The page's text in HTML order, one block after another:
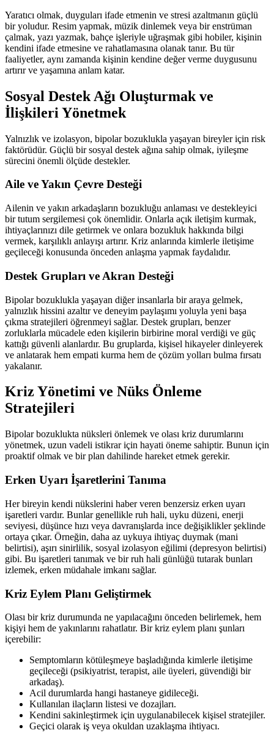
Yaratıcı olmak, duyguları ifade etmenin ve stresi azaltmanın güçlü
bir yoludur. Resim yapmak, müzik dinlemek veya bir enstrüman
çalmak, yazı yazmak, bahçe işleriyle uğraşmak gibi hobiler, kişinin
kendini ifade etmesine ve rahatlamasına olanak tanır. Bu tür
faaliyetler, aynı zamanda kişinin kendine değer verme duygusunu
artırır ve yaşamına anlam katar.
Sosyal Destek Ağı Oluşturmak ve
İlişkileri Yönetmek
Yalnızlık ve izolasyon, bipolar bozuklukla yaşayan bireyler için risk
faktörüdür. Güçlü bir sosyal destek ağına sahip olmak, iyileşme
sürecini önemli ölçüde destekler.
Aile ve Yakın Çevre Desteği
Ailenin ve yakın arkadaşların bozukluğu anlaması ve destekleyici
bir tutum sergilemesi çok önemlidir. Onlarla açık iletişim kurmak,
ihtiyaçlarınızı dile getirmek ve onlara bozukluk hakkında bilgi
vermek, karşılıklı anlayışı artırır. Kriz anlarında kimlerle iletişime
geçileceği konusunda önceden anlaşma yapmak faydalıdır.
Destek Grupları ve Akran Desteği
Bipolar bozuklukla yaşayan diğer insanlarla bir araya gelmek,
yalnızlık hissini azaltır ve deneyim paylaşımı yoluyla yeni başa
çıkma stratejileri öğrenmeyi sağlar. Destek grupları, benzer
zorluklarla mücadele eden kişilerin birbirine moral verdiği ve güç
kattığı güvenli alanlardır. Bu gruplarda, kişisel hikayeler dinleyerek
ve anlatarak hem empati kurma hem de çözüm yolları bulma fırsatı
yakalanır.
Kriz Yönetimi ve Nüks Önleme
Stratejileri
Bipolar bozuklukta nüksleri önlemek ve olası kriz durumlarını
yönetmek, uzun vadeli istikrar için hayati öneme sahiptir. Bunun için
proaktif olmak ve bir plan dahilinde hareket etmek gerekir.
Erken Uyarı İşaretlerini Tanıma
Her bireyin kendi nükslerini haber veren benzersiz erken uyarı
işaretleri vardır. Bunlar genellikle ruh hali, uyku düzeni, enerji
seviyesi, düşünce hızı veya davranışlarda ince değişiklikler şeklinde
ortaya çıkar. Örneğin, daha az uykuya ihtiyaç duymak (mani
belirtisi), aşırı sinirlilik, sosyal izolasyon eğilimi (depresyon belirtisi)
gibi. Bu işaretleri tanımak ve bir ruh hali günlüğü tutarak bunları
izlemek, erken müdahale imkanı sağlar.
Kriz Eylem Planı Geliştirmek
Olası bir kriz durumunda ne yapılacağını önceden belirlemek, hem
kişiyi hem de yakınlarını rahatlatır. Bir kriz eylem planı şunları
içerebilir:
Semptomların kötüleşmeye başladığında kimlerle iletişime
geçileceği (psikiyatrist, terapist, aile üyeleri, güvendiği bir
arkadaş).
Acil durumlarda hangi hastaneye gidileceği.
Kullanılan ilaçların listesi ve dozajları.
Kendini sakinleştirmek için uygulanabilecek kişisel stratejiler.
Geçici olarak iş veya okuldan uzaklaşma ihtiyacı.